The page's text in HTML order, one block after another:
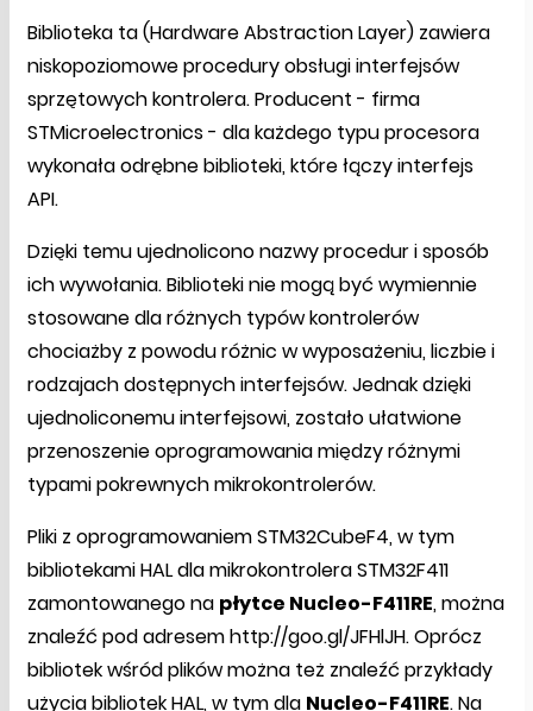
Biblioteka ta (Hardware Abstraction Layer) zawiera
niskopoziomowe procedury obsługi interfejsów
sprzętowych kontrolera. Producent - firma
STMicroelectronics - dla każdego typu procesora
wykonała odrębne biblioteki, które łączy interfejs
API.
Dzięki temu ujednolicono nazwy procedur i sposób
ich wywołania. Biblioteki nie mogą być wymiennie
stosowane dla różnych typów kontrolerów
chociażby z powodu różnic w wyposażeniu, liczbie i
rodzajach dostępnych interfejsów. Jednak dzięki
ujednoliconemu interfejsowi, zostało ułatwione
przenoszenie oprogramowania między różnymi
typami pokrewnych mikrokontrolerów.
Pliki z oprogramowaniem STM32CubeF4, w tym
bibliotekami HAL dla mikrokontrolera STM32F411
zamontowanego na płytce Nucleo-F411RE, można
znaleźć pod adresem http://goo.gl/JFHlJH. Oprócz
bibliotek wśród plików można też znaleźć przykłady
użycia bibliotek HAL, w tym dla Nucleo-F411RE. Na